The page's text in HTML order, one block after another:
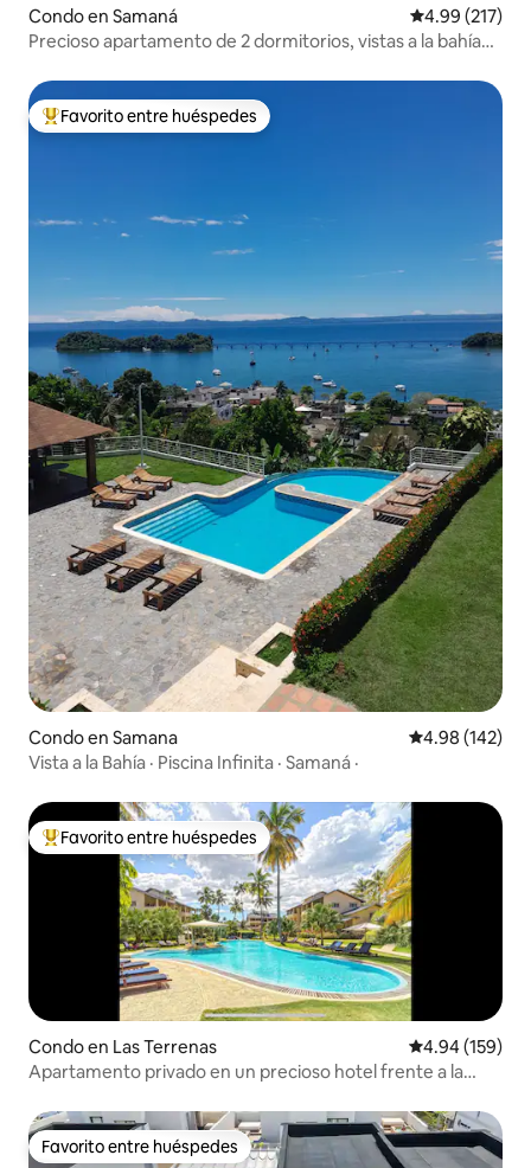
Condo en Samaná Calificación
4.99 (217)
Precioso apartamento de 2 dormitorios, vistas a la bahía
Favorito entre huéspedes preferido
Favorito entre huéspedes
Condo en Samana Calificación
4.98 (142)
Vista a la Bahía · Piscina Infinita · Samaná ·
Favorito entre huéspedes preferido
Favorito entre huéspedes
Condo en Las Terrenas Calificación
4.94 (159)
Apartamento privado en un precioso hotel frente a la
Favorito entre huéspedes
Favorito entre huéspedes